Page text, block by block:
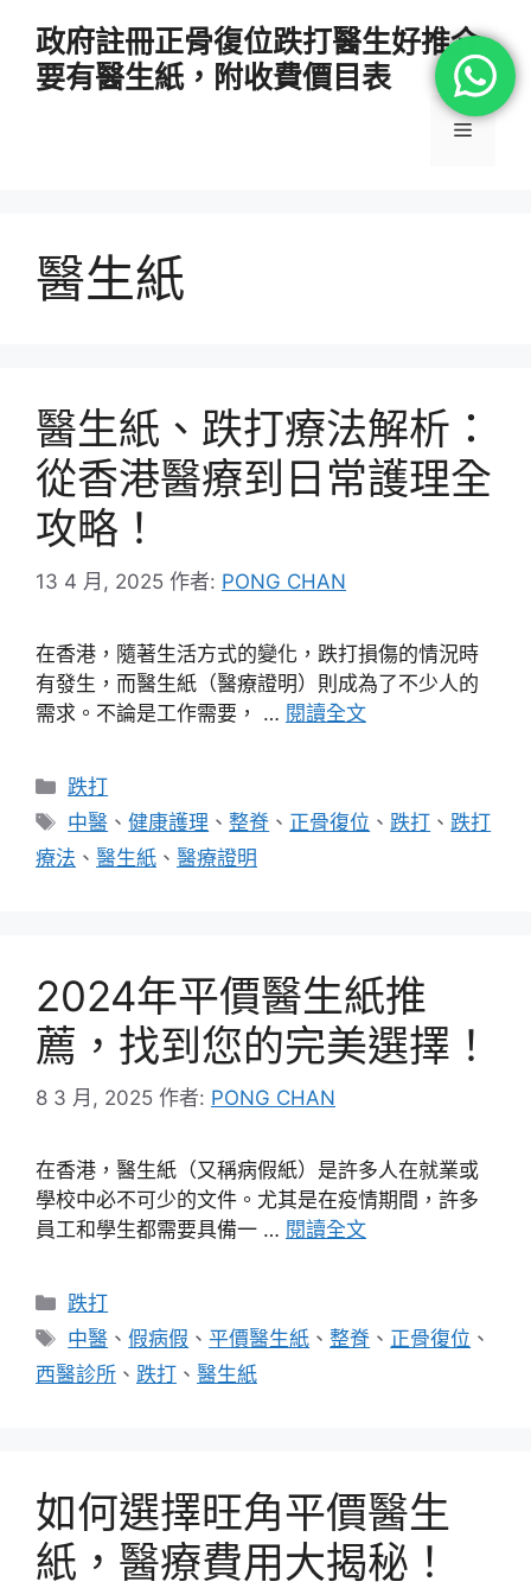
政府註冊正骨復位跌打醫生好推介
要有醫生紙，附收費價目表
選
醫生紙
醫生紙、跌打療法解析：
從香港醫療到日常護理全
攻略！
13 4 月, 2025 作者: PONG CHAN
在香港，隨著生活方式的變化，跌打損傷的情況時
有發生，而醫生紙（醫療證明）則成為了不少人的
需求。不論是工作需要， … 閱讀全文
分
類
跌打
標
籤
中醫 、健康護理 、整脊 、 正骨復位 、 跌打 、 跌打
療法 、 醫生紙 、 醫療證明
2024年平價醫生紙推
薦，找到您的完美選擇！
8 3 月, 2025 作者: PONG CHAN
在香港，醫生紙（又稱病假紙）是許多人在就業或
學校中必不可少的文件。尤其是在疫情期間，許多
員工和學生都需要具備一 … 閱讀全文
分
類
跌打
標
籤
中醫 、假病假 、平價醫生紙 、整脊 、 正骨復位 、
西醫診所 、 跌打 、 醫生紙
如何選擇旺角平價醫生
紙，醫療費用大揭秘！